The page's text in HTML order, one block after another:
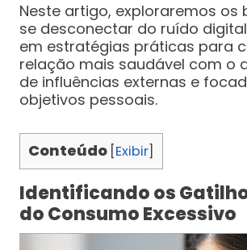
Neste artigo, exploraremos os
se desconectar do ruído
em estratégias práticas para
relação mais saudável com o
de influências externas e
objetivos pessoais.
Conteúdo [Exibir]
Identificando os
do Consumo Excessivo